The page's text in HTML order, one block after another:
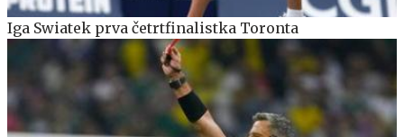
Iga Swiatek prva četrtfinalistka Toronta